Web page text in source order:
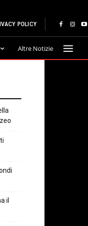
POLICY
Altre Notizie
il